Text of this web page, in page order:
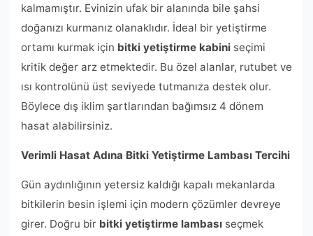
kalmamıştır. Evinizin ufak bir alanında bile şahsi
doğanızı kurmanız olanaklıdır. İdeal bir yetiştirme
ortamı kurmak için bitki yetiştirme kabini seçimi
kritik değer arz etmektedir. Bu özel alanlar, rutubet ve
ısı kontrolünü üst seviyede tutmanıza destek olur.
Böylece dış iklim şartlarından bağımsız 4 dönem
hasat alabilirsiniz.
Verimli Hasat Adına Bitki Yetiştirme Lambası Tercihi
Gün aydınlığının yetersiz kaldığı kapalı mekanlarda
bitkilerin besin işlemi için modern çözümler devreye
girer. Doğru bir bitki yetiştirme lambası seçmek